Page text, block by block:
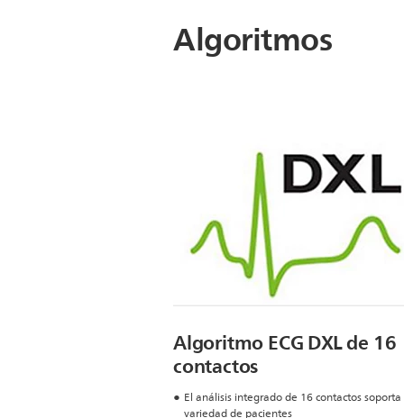
Algoritmos
Algoritmo ECG DXL de 16
contactos
El análisis integrado de 16 contactos
variedad de pacientes